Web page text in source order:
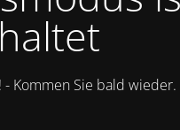
Kommen Sie bald wieder.